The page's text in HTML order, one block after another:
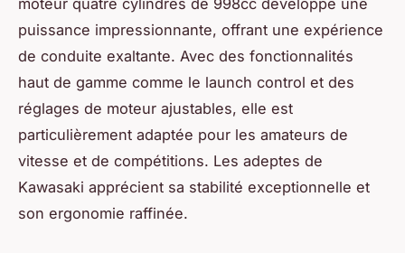
puissance impressionnante, offrant une expérience
de conduite exaltante. Avec des fonctionnalités
haut de gamme comme le launch control et des
réglages de moteur ajustables, elle est
particulièrement adaptée pour les amateurs de
vitesse et de compétitions. Les adeptes de
Kawasaki apprécient sa stabilité exceptionnelle et
son ergonomie raffinée.